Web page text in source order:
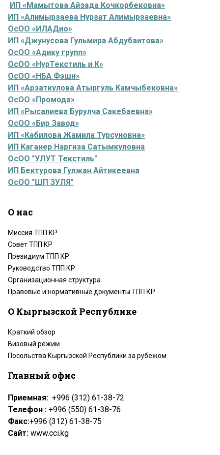
ИП «Мамытова Айзада Кочкорбековна»
ИП «Алимырзаева Нурзат Алимырзаевна»
ОсОО «ИЛАДио»
ИП «Джунусова Гульмира Абдубаитова»
ОсОО «Адику групп»
ОсОО «НурТекстиль и К»
ОсОО «НБА Фэшн»
ИП «Арзаткулова Атыргуль Камчыбековна»
ОсОО «Промода»
ИП «Рысалиева Бурулча Сакебаевна»
ОсОО «Бир Завод»
ИП «Кабилова Жамила Турсуновна»
ИП Каганер Наргиза Сатымкуловна
ОсОО "УЛУТ Текстиль"
ИП Бектурова Гулжан Айтикеевна
ОсОО "ШП ЗУЛЯ"
О нас
Миссия ТПП КР
Совет ТПП КР
Президиум ТПП КР
Руководство ТПП КР
Организационная структура
Правовые и нормативные документы ТПП КР
О Кыргызской Республике
Краткий обзор
Визовый режим
Посольства Кыргызской Республики за рубежом
Главный офис
Приемная: +996 (312) 61-38-72
Телефон : +996 (550) 61-38-76
Факс:+996 (312) 61-38-75
Сайт: www.cci.kg